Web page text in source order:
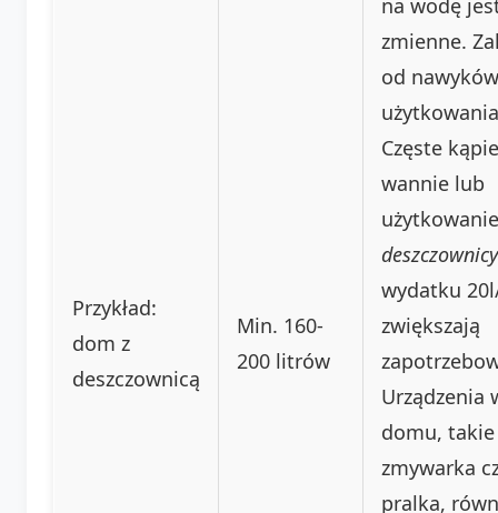
Przykład:
dom z
deszczownicą
Min. 160-
200 litrów
zmienne.
od nawyków
Częste
wannie lub
użytkowanie
deszczownicy
wydatku
zwiększają
Urządzenia
domu,
zmywarka
pralka,